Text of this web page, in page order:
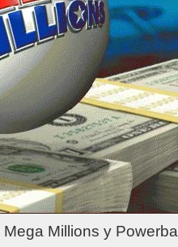
Mega Millions y Powerball